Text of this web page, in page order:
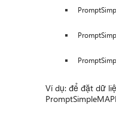
Ví dụ: để đặt dữ